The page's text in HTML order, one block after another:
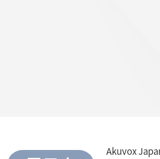
Akuvox